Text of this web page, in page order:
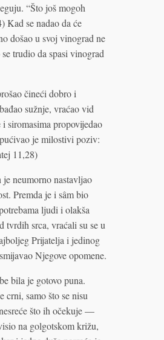
“Što još mogoh
Kad se nadao da će
došao u svoj vinograd ne
trudio da spasi vinograd
čineći dobro i
sužnje, vraćao vid
siromasima propovijedao
je milostivi poziv:
11,28)
neumorno nastavljao
Premda je i sâm bio
ljudi i olakša
tvrdih srca, vraćali su se u
Prijatelja i jedinog
Njegove opomene.
bila je gotovo puna.
crni, samo što se nisu
što ih očekuje —
na golgotskom križu,